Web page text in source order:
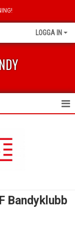
LOGGA IN
Bandyklubb